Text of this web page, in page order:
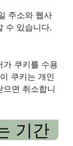
주소와 웹사
수 있습니다.
가 쿠키를 수용
쿠키는 개인
으면 취소합니
기간